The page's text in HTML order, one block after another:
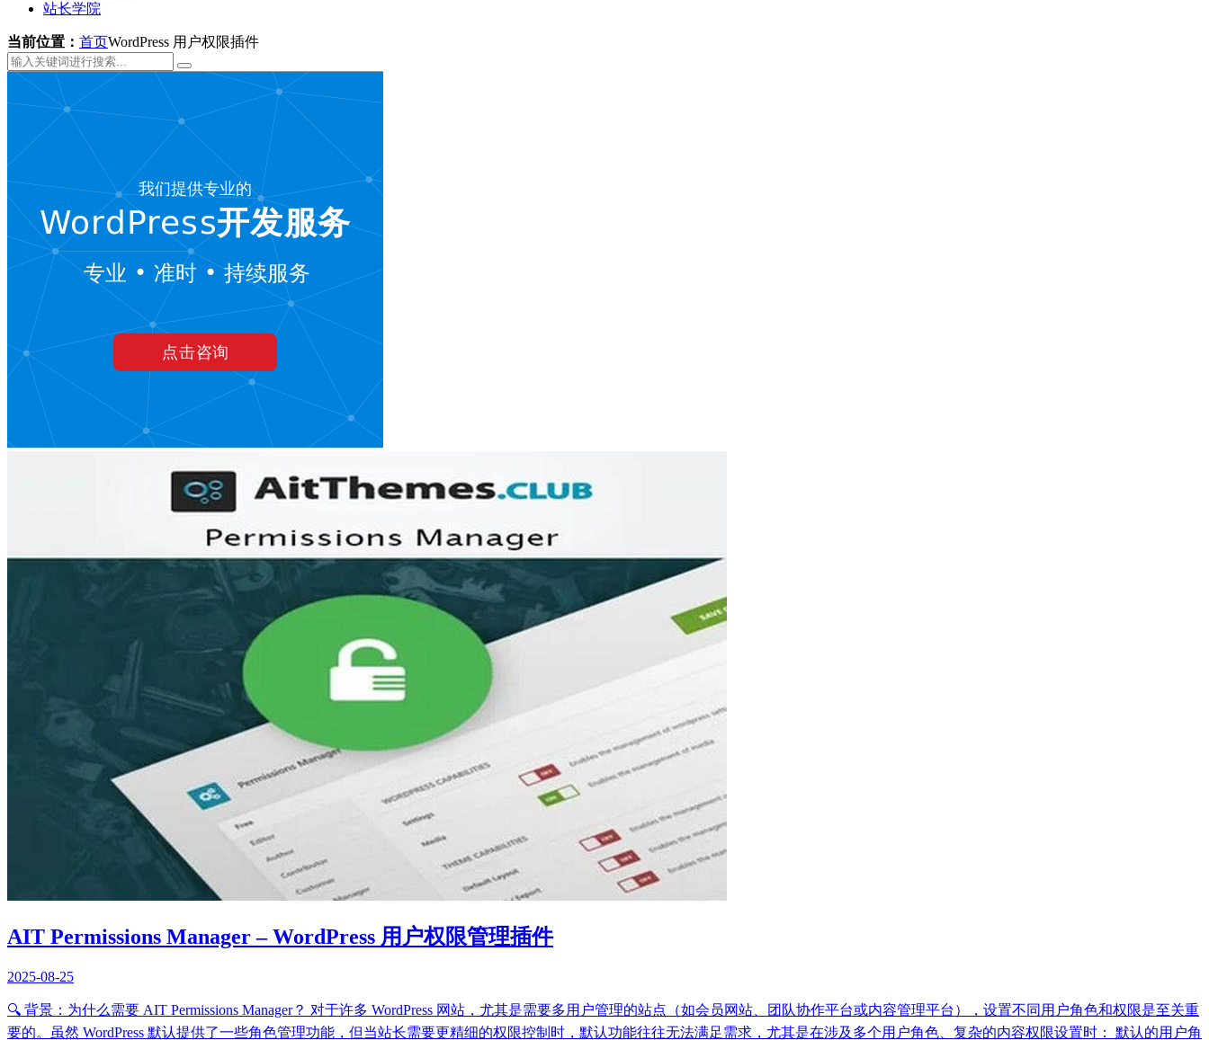
站长学院
当前位置： 首页WordPress 用户权限插件
AIT Permissions Manager – WordPress 用户权限管理插件
2025-08-25
🔍 背景：为什么需要 AIT Permissions Manager？ 对于许多 WordPress 网站，尤其是需要多用户管理的站点（如会员网站、团队协作平台或内容管理平台），设置不同用户角色和权限是至关重
要的。虽然 WordPress 默认提供了一些角色管理功能，但当站长需要更精细的权限控制时，默认功能往往无法满足需求，尤其是在涉及多个用户角色、复杂的内容权限设置时： 默认的用户角